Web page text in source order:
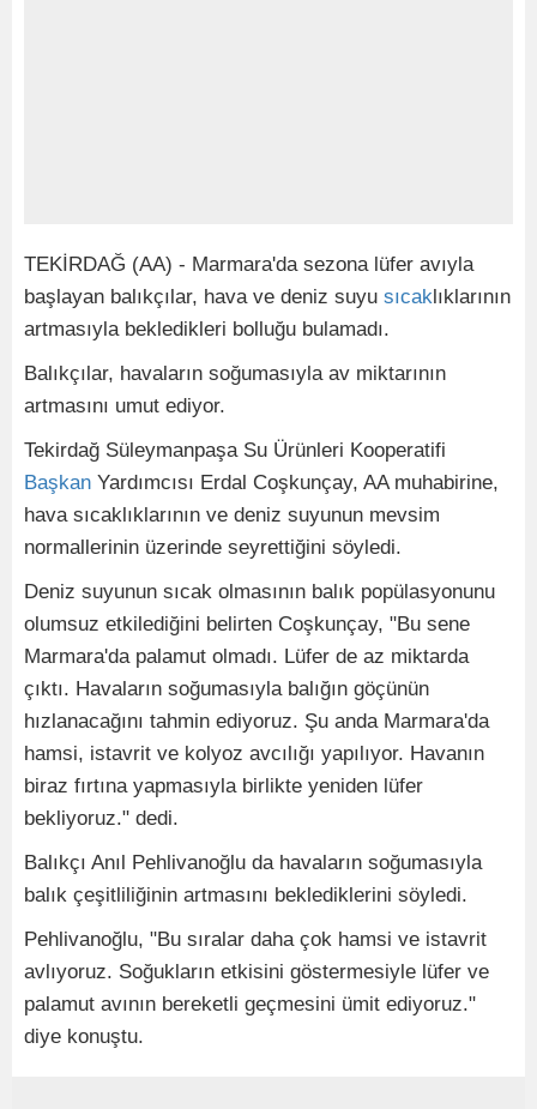
TEKİRDAĞ (AA) - Marmara'da sezona lüfer avıyla
başlayan balıkçılar, hava ve deniz suyu sıcaklıklarının
artmasıyla bekledikleri bolluğu bulamadı.
Balıkçılar, havaların soğumasıyla av miktarının
artmasını umut ediyor.
Tekirdağ Süleymanpaşa Su Ürünleri Kooperatifi
Başkan Yardımcısı Erdal Coşkunçay, AA muhabirine,
hava sıcaklıklarının ve deniz suyunun mevsim
normallerinin üzerinde seyrettiğini söyledi.
Deniz suyunun sıcak olmasının balık popülasyonunu
olumsuz etkilediğini belirten Coşkunçay, "Bu sene
Marmara'da palamut olmadı. Lüfer de az miktarda
çıktı. Havaların soğumasıyla balığın göçünün
hızlanacağını tahmin ediyoruz. Şu anda Marmara'da
hamsi, istavrit ve kolyoz avcılığı yapılıyor. Havanın
biraz fırtına yapmasıyla birlikte yeniden lüfer
bekliyoruz." dedi.
Balıkçı Anıl Pehlivanoğlu da havaların soğumasıyla
balık çeşitliliğinin artmasını beklediklerini söyledi.
Pehlivanoğlu, "Bu sıralar daha çok hamsi ve istavrit
avlıyoruz. Soğukların etkisini göstermesiyle lüfer ve
palamut avının bereketli geçmesini ümit ediyoruz."
diye konuştu.